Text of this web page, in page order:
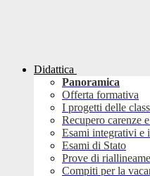
Didattica
Panoramica
Offerta formativa
I progetti delle
Recupero carenze
Esami integrativi e
Esami di Stato
Prove di
Compiti per la